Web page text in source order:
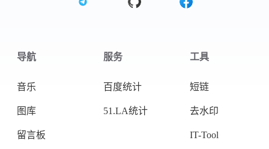
导航
音乐
图库
留言板
服务
百度统计
51.LA统计
工具
短链
去水印
IT-Tool